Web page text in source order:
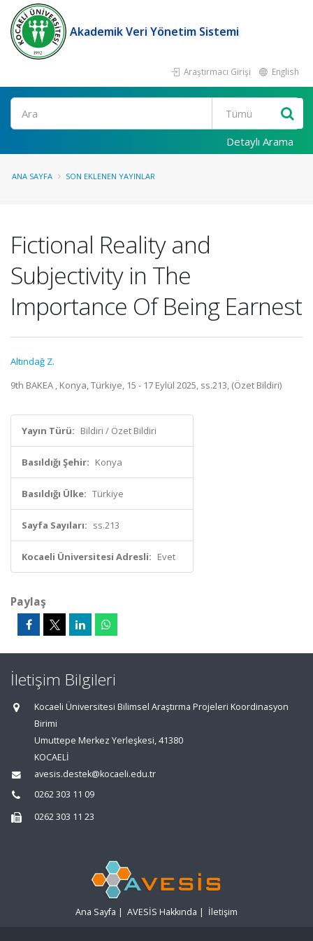
Akademik Veri Yönetim Sistemi
Araştırmacı Girişi English
Ara
Detaylı Arama
ANA SAYFA SON EKLENEN YAYINLAR
Fictional Reality and
Subjectivity in The
Importance Of Being Earnest
Altındağ Z.
9th BAKEA , Konya, Türkiye, 15 - 17 Eylül 2025, ss.213, (Özet Bildiri)
Yayın Türü: Bildiri / Özet Bildiri
Basıldığı Şehir: Konya
Basıldığı Ülke: Türkiye
Sayfa Sayıları: ss.213
Kocaeli Üniversitesi Adresli: Evet
Paylaş
İletişim Bilgileri
Kocaeli Üniversitesi Bilimsel Araştırma Projeleri Koordinasyon
Birimi
Umuttepe Merkez Yerleşkesi, 41380
KOCAELİ
avesis.destek@kocaeli.edu.tr
0262 303 11 09
0262 303 11 23
Ana Sayfa | AVESİS Hakkında | İletişim